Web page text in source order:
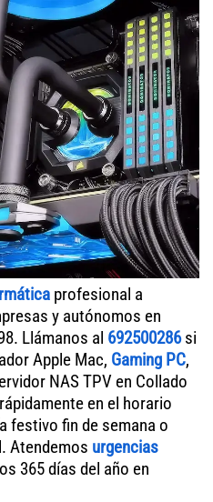
profesional a
y autónomos en
Llámanos al 692500286si
Apple Mac, Gaming PC,
NAS TPV en Collado
en el horario
festivo fin de semana o
Atendemos urgencias
365 días del año en